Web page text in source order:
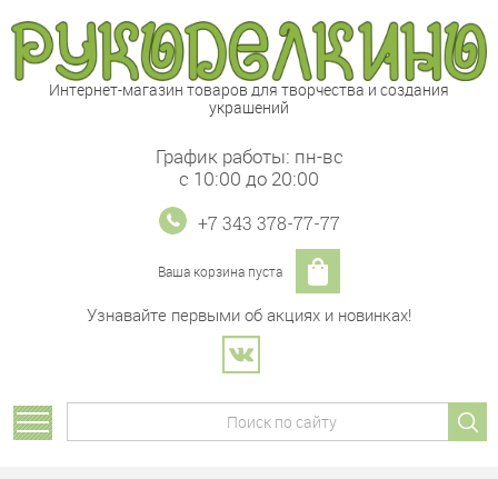
Интернет-магазин товаров для творчества и создания
украшений
Узнавайте первыми об акциях и новинках!
График работы: пн-вс
с 10:00 до 20:00
+7 343 378-77-77
Ваша корзина пуста